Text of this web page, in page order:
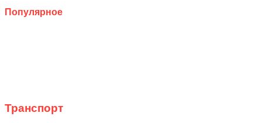
Популярное
Транспорт